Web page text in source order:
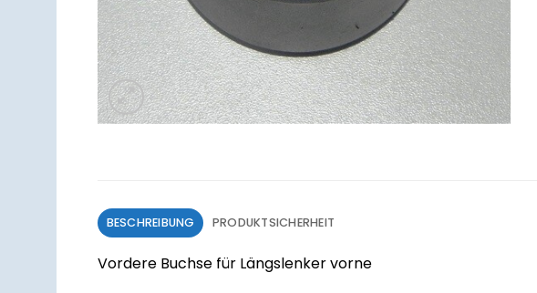
BESCHREIBUNG PRODUKTSICHERHEIT
Vordere Buchse für Längslenker vorne